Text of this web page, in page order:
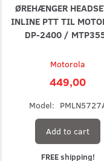
ØREHÆNGER
INLINE PTT TIL
DP-2400 /
Motorola
449,00
Model:
Add to cart
FREE shipping!